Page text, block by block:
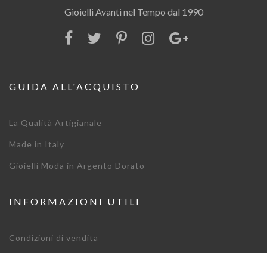
Gioielli Avanti nel Tempo dal 1990
GUIDA ALL'ACQUISTO
La Qualità Artigianale
Made in Italy
Gioielli Moda in Argento Dorato
INFORMAZIONI UTILI
Condizioni di vendita